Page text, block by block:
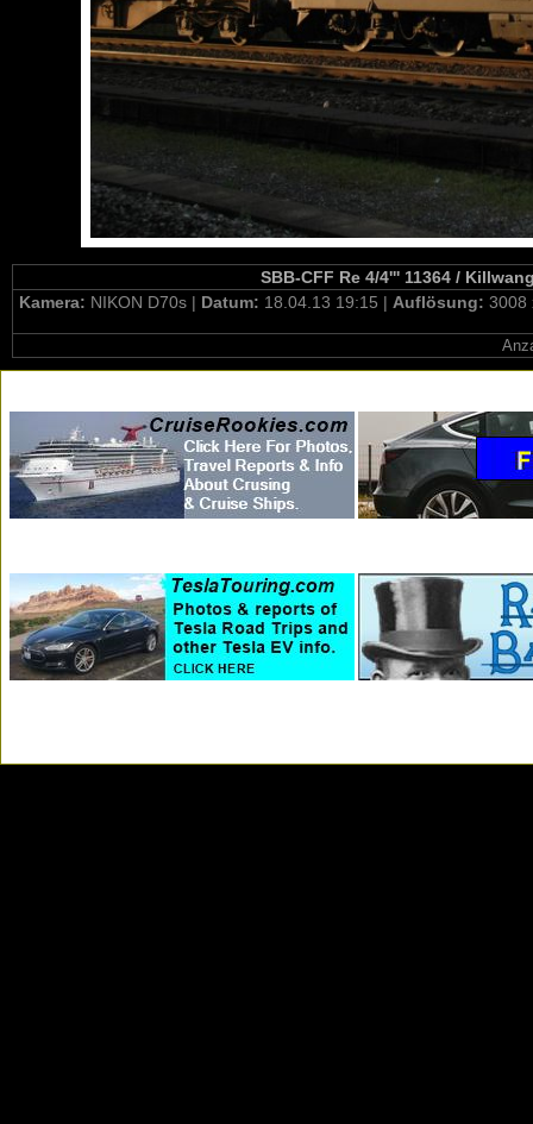
SBB-CFF Re 4/4''' 11364 /
Kamera: NIKON D70s | Datum: 18.04.13 19:15 | Auflösung: 3008